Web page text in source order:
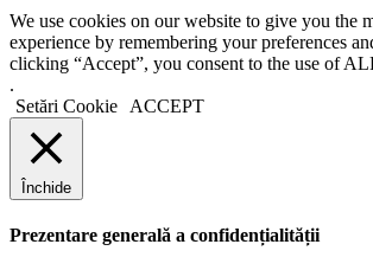
We use cookies on our website to give you the
experience by remembering your preferences
clicking “Accept”, you consent to the use of
.
Setări Cookie
ACCEPT
Închide
Prezentare generală a confidențialității